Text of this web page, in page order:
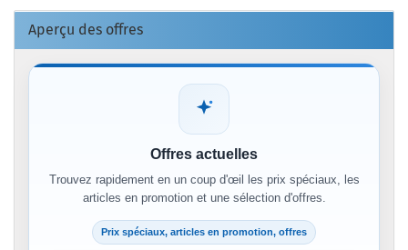
Aperçu des offres
Offres actuelles
Trouvez rapidement en un coup d'œil les prix spéciaux, les
articles en promotion et une sélection d'offres.
Prix spéciaux, articles en promotion, offres